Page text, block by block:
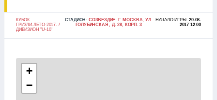
КУБОК
ГРИЗЛИ.ЛЕТО-2017. /
ДИВИЗИОН "U-10"
СТАДИОН: СОЗВЕЗДИЕ: Г. МОСКВА, УЛ.
ГОЛУБИНСКАЯ , Д. 28, КОРП. 3
НАЧАЛО ИГРЫ:20-08-
2017 12:00
+
−